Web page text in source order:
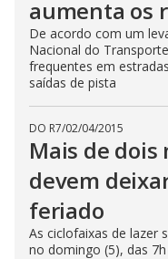
aumenta os
De acordo com um
Nacional do
frequentes em
saídas de pista
DO R7/02/04/2015
Mais de
devem
feriado
As ciclofaixas de lazer
no domingo (5), das